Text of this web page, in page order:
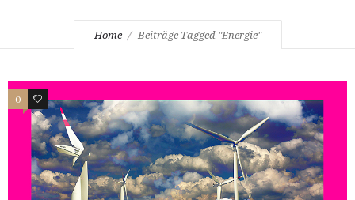
Home Beiträge Tagged "Energie"
0 0